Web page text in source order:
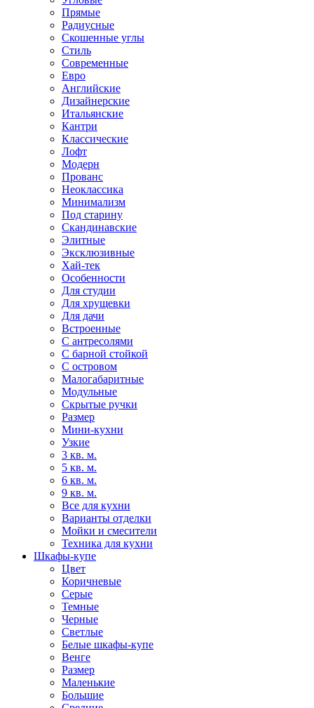
Прямые
Радиусные
Скошенные углы
Стиль
Современные
Евро
Английские
Дизайнерские
Итальянские
Кантри
Классические
Лофт
Модерн
Прованс
Неоклассика
Минимализм
Под старину
Скандинавские
Элитные
Эксклюзивные
Хай-тек
Особенности
Для студии
Для хрущевки
Для дачи
Встроенные
С антресолями
С барной стойкой
С островом
Малогабаритные
Модульные
Скрытые ручки
Размер
Мини-кухни
Узкие
3 кв. м.
5 кв. м.
6 кв. м.
9 кв. м.
Все для кухни
Варианты отделки
Мойки и смесители
Техника для кухни
Шкафы-купе
Цвет
Коричневые
Серые
Темные
Черные
Светлые
Белые шкафы-купе
Венге
Размер
Маленькие
Большие